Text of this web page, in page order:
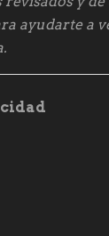
ayudarte a